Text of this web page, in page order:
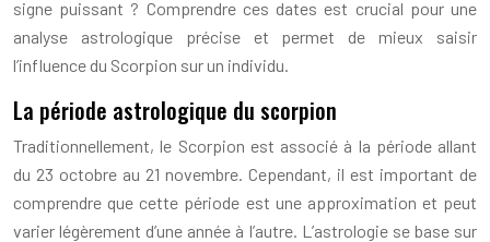
signe puissant ? Comprendre ces dates est crucial pour une
analyse astrologique précise et permet de mieux saisir
l’influence du Scorpion sur un individu.
La période astrologique du scorpion
Traditionnellement, le Scorpion est associé à la période allant
du 23 octobre au 21 novembre. Cependant, il est important de
comprendre que cette période est une approximation et peut
varier légèrement d’une année à l’autre. L’astrologie se base sur